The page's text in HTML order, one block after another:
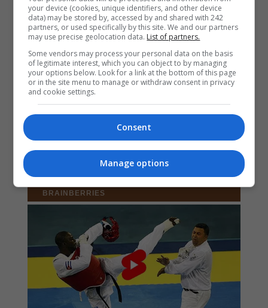
your device (cookies, unique identifiers, and other device
data) may be stored by, accessed by and shared with 242
partners, or used specifically by this site. We and our partners
may use precise geolocation data. List of partners.
Some vendors may process your personal data on the basis
of legitimate interest, which you can object to by managing
your options below. Look for a link at the bottom of this page
or in the site menu to manage or withdraw consent in privacy
and cookie settings.
Consent
Manage options